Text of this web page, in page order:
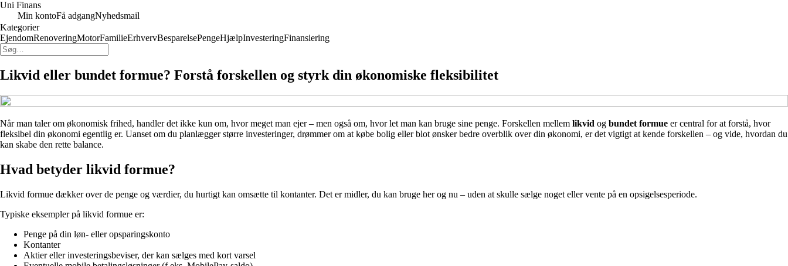
Uni Finans
Min kontoFå adgangNyhedsmail
Kategorier
EjendomRenoveringMotorFamilieErhvervBesparelsePengeHjælpInvesteringFinansiering
Likvid eller bundet formue? Forstå forskellen og styrk din økonomiske fleksibilitet
Når man taler om økonomisk frihed, handler det ikke kun om, hvor meget man ejer – men også om, hvor let man kan bruge sine penge. Forskellen mellem likvid og bundet formue er central for at forstå, hvor
fleksibel din økonomi egentlig er. Uanset om du planlægger større investeringer, drømmer om at købe bolig eller blot ønsker bedre overblik over din økonomi, er det vigtigt at kende forskellen – og vide, hvordan du
kan skabe den rette balance.
Hvad betyder likvid formue?
Likvid formue dækker over de penge og værdier, du hurtigt kan omsætte til kontanter. Det er midler, du kan bruge her og nu – uden at skulle sælge noget eller vente på en opsigelsesperiode.
Typiske eksempler på likvid formue er:
Penge på din løn- eller opsparingskonto
Kontanter
Aktier eller investeringsbeviser, der kan sælges med kort varsel